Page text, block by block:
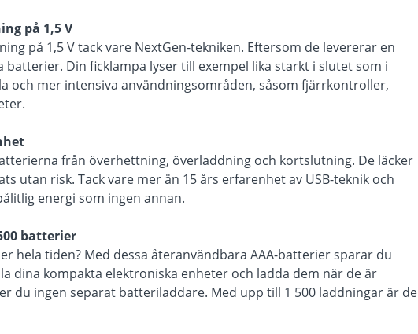
på 1,5 V
på 1,5 V tack vare NextGen-tekniken. Eftersom de levererar en
Din ficklampa lyser till exempel lika starkt i slutet som i
och mer intensiva användningsområden, såsom fjärrkontroller,
från överhettning, överladdning och kortslutning. De läcker
utan risk. Tack vare mer än 15 års erfarenhet av USB-teknik och
energi som ingen annan.
batterier
hela tiden? Med dessa återanvändbara AAA-batterier sparar du
dina kompakta elektroniska enheter och ladda dem när de är
du ingen separat batteriladdare. Med upp till 1 500 laddningar är de